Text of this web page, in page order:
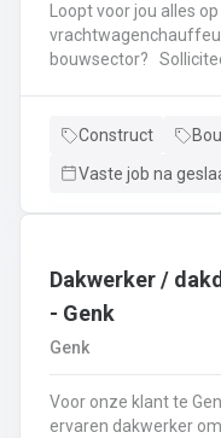
Loopt voor jou alles
bouwsector? Solliciteer nu als vrachtwagenchauffeur CE
op zoek naar een
materialen en
Construct
Vaste job na
Dakwerker /
- Genk
Genk
Voor onze klant te
ervaren dakwerker om